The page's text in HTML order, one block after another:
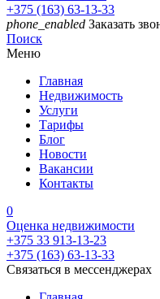
+375 (163) 63-13-33
phone_enabled Заказать
Поиск
Меню
Главная
Недвижимость
Услуги
Тарифы
Блог
Новости
Вакансии
Контакты
0
Оценка недвижимости
+375 33 913-13-23
+375 (163) 63-13-33
Связаться в мессенджерах